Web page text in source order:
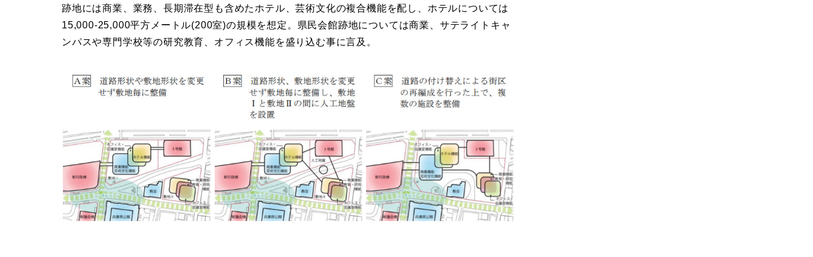
跡地には商業、業務、長期滞在型も含めたホテル、芸術文化の複合機能を配し、ホテルについては
15,000-25,000平方メートル(200室)の規模を想定。県民会館跡地については商業、サテライトキャ
ンパスや専門学校等の研究教育、オフィス機能を盛り込む事に言及。